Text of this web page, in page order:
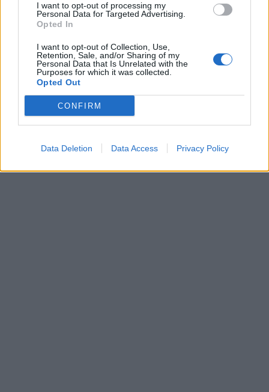
I want to opt-out of processing my
Personal Data for Targeted Advertising.
Opted In
I want to opt-out of Collection, Use,
Retention, Sale, and/or Sharing of my
Personal Data that Is Unrelated with the
Purposes for which it was collected.
Opted Out
CONFIRM
Data Deletion Data Access Privacy Policy